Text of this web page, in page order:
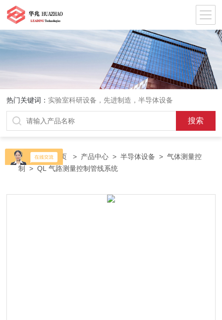
热门关键词： 实验室科研设备，先进制造，半导体设备
当前位置：首页 > 产品中心 >半导体设备 >气体测量控
制
> QL 气路测量控制管线系统